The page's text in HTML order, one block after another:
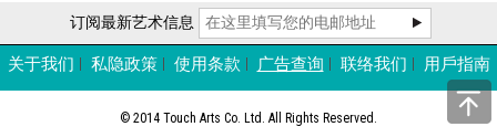
订阅最新艺术信息
关于我们 私隐政策 使用条款 广告查询 联络我们 用戶指南
© 2014 Touch Arts Co. Ltd. All Rights Reserved.